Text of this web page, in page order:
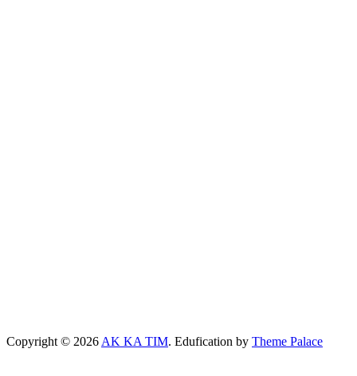
Copyright © 2026 AK KA TIM. Edufication by Theme Palace